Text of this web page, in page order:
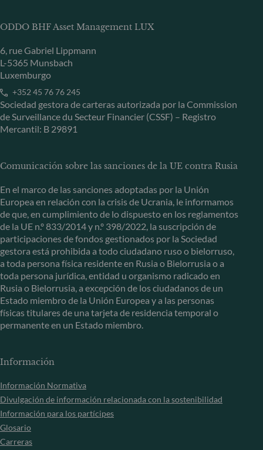
ODDO BHF Asset Management LUX
6, rue Gabriel Lippmann
L-5365 Munsbach
Luxemburgo
+352 45 76 76 245
Sociedad gestora de carteras autorizada por la Commission
de Surveillance du Secteur Financier (CSSF) – Registro
Mercantil: B 29891
Comunicación sobre las sanciones de la UE contra Rusia
En el marco de las sanciones adoptadas por la Unión
Europea en relación con la crisis de Ucrania, le informamos
de que, en cumplimiento de lo dispuesto en los reglamentos
de la UE n.º 833/2014 y n.º 398/2022, la suscripción de
participaciones de fondos gestionados por la Sociedad
gestora está prohibida a todo ciudadano ruso o bielorruso,
a toda persona física residente en Rusia o Bielorrusia o a
toda persona jurídica, entidad u organismo radicado en
Rusia o Bielorrusia, a excepción de los ciudadanos de un
Estado miembro de la Unión Europea y a las personas
físicas titulares de una tarjeta de residencia temporal o
permanente en un Estado miembro.
Información
Información Normativa
Divulgación de información relacionada con la sostenibilidad
Información para los partícipes
Glosario
Carreras